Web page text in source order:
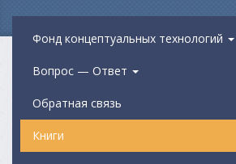
Фонд концептуальных технологий
Вопрос — Ответ
Обратная связь
Книги